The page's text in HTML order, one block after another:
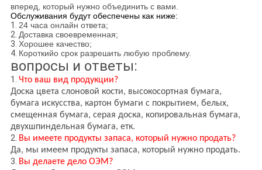
вперед, который нужно объединить с вами.
Обслуживания будут обеспечены как ниже:
1. 24 часа онлайн ответа;
2. Доставка своевременная;
3. Хорошее качество;
4. Короткийо срок разрешить любую проблему.
вопросы и ответы:
1. Что ваш вид продукции?
Доска цвета слоновой кости, высокосортная бумага,
бумага искусства, картон бумаги с покрытием, белых,
смещенная бумага, серая доска, копировальная бумага,
двухшпиндельная бумага, етк.
2. Вы имеете продукты запаса, который нужно продать?
Да, мы имеем продукты запаса, который нужно продать.
3. Вы делаете дело ОЭМ?